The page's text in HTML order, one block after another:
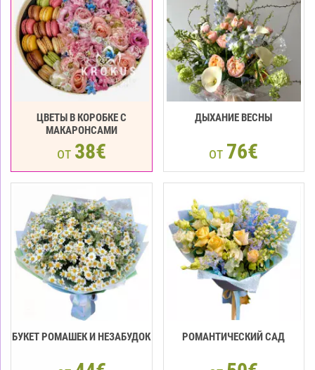
ЦВЕТЫ В КОРОБКЕ С
МАКАРOНCАМИ
от 38€
ДЫХАНИЕ ВЕСНЫ
от 76€
БУКЕТ РОМАШЕК И НЕЗАБУДОК РОМАНТИЧЕСКИЙ САД